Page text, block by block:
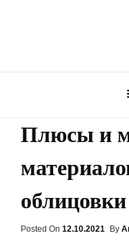
opt-
Плюсы и
Posted On Posted
12.10.2021 By